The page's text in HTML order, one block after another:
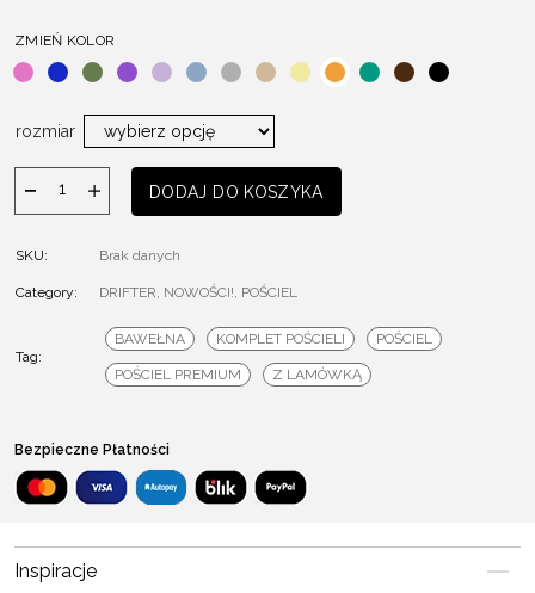
ZMIEŃ KOLOR
rozmiar
ilość
Pościel
ORANGE
-
KOMPLET
DODAJ DO KOSZYKA
SKU: Brak danych
Category: DRIFTER, NOWOŚCI!, POŚCIEL
Tag:
BAWEŁNA KOMPLET POŚCIELI POŚCIEL
POŚCIEL PREMIUM Z LAMÓWKĄ
Bezpieczne Płatności
Inspiracje